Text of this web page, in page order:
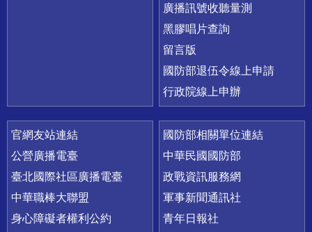
廣播訊號收聽量測
黑膠唱片查詢
留言版
國防部退伍令線上申請
行政院線上申辦
官網友站連結
公營廣播電臺
臺北國際社區廣播電臺
中華職棒大聯盟
身心障礙者權利公約
國防部相關單位連結
中華民國國防部
政戰資訊服務網
軍事新聞通訊社
青年日報社